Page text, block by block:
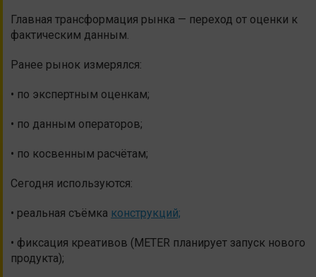
Главная трансформация рынка — переход от оценки к
фактическим данным.
Ранее рынок измерялся:
• по экспертным оценкам;
• по данным операторов;
• по косвенным расчётам;
Сегодня используются:
• реальная съёмка конструкций;
• фиксация креативов (METER планирует запуск нового
продукта);